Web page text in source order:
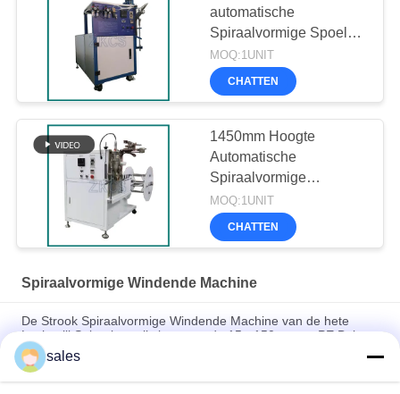
automatische
Spiraalvormige Spoel
van pp
MOQ:1UNIT
CHATTEN
1450mm Hoogte
Automatische
Spiraalvormige
Windende Machine
MOQ:1UNIT
CHATTEN
Spiraalvormige Windende Machine
De Strook Spiraalvormige Windende Machine van de hete
Luchtstijl Spiraalsgewijs bewegende 15 - 150mm pp PE Buis
PP-materiaal kernstrookmachine automatisch snijden voor
plastic strook wikkelen
sales